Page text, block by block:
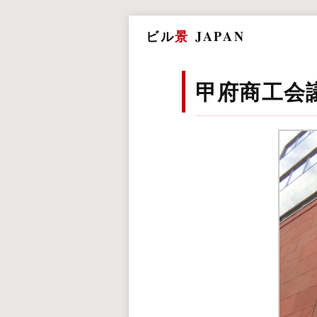
ビル景 JAPAN
甲府商工会